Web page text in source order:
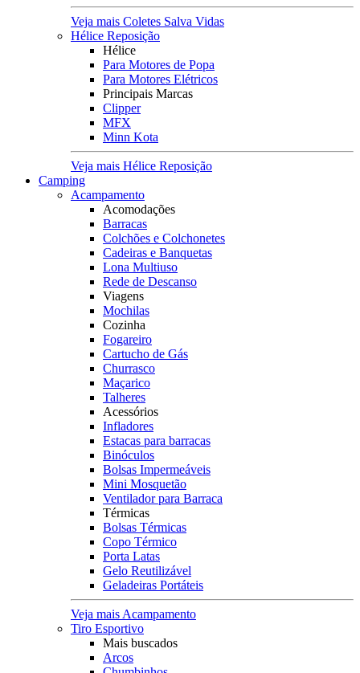
Veja mais Coletes Salva Vidas
Hélice Reposição
Hélice
Para Motores de Popa
Para Motores Elétricos
Principais Marcas
Clipper
MFX
Minn Kota
Veja mais Hélice Reposição
Camping
Acampamento
Acomodações
Barracas
Colchões e Colchonetes
Cadeiras e Banquetas
Lona Multiuso
Rede de Descanso
Viagens
Mochilas
Cozinha
Fogareiro
Cartucho de Gás
Churrasco
Maçarico
Talheres
Acessórios
Infladores
Estacas para barracas
Binóculos
Bolsas Impermeáveis
Mini Mosquetão
Ventilador para Barraca
Térmicas
Bolsas Térmicas
Copo Térmico
Porta Latas
Gelo Reutilizável
Geladeiras Portáteis
Veja mais Acampamento
Tiro Esportivo
Mais buscados
Arcos